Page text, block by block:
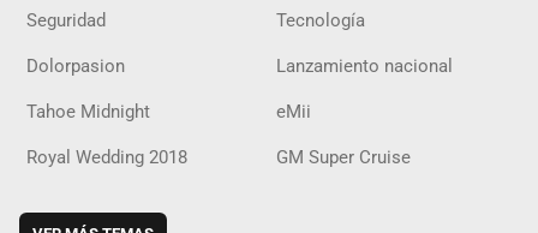
Seguridad Tecnología
Dolorpasion Lanzamiento nacional
Tahoe Midnight eMii
Royal Wedding 2018 GM Super Cruise